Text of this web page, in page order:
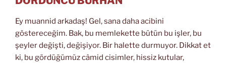
Ey muannid arkadaş! Gel, sana daha acibini
göstereceğim. Bak, bu memlekette bütün bu işler, bu
şeyler değişti, değişiyor. Bir halette durmuyor. Dikkat et
ki, bu gördüğümüz câmid cisimler, hissiz kutular,